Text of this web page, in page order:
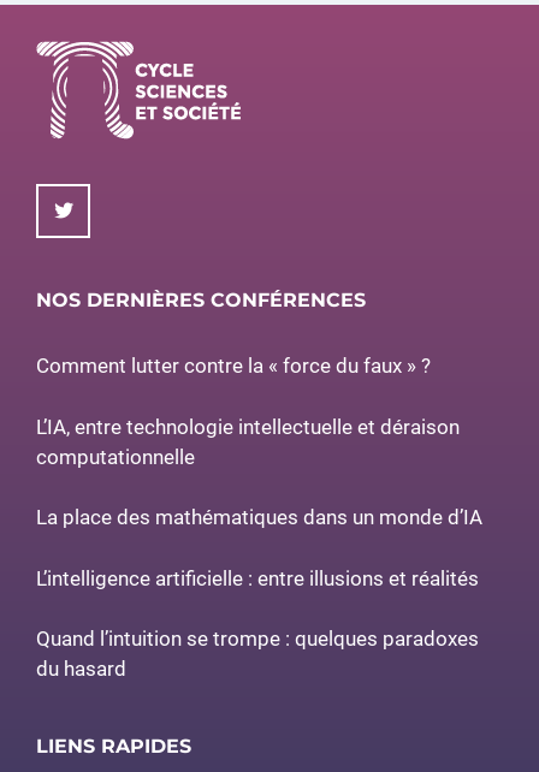
NOS DERNIÈRES CONFÉRENCES
Comment lutter contre la « force du faux » ?
L’IA, entre technologie intellectuelle et déraison
computationnelle
La place des mathématiques dans un monde d’IA
L’intelligence artificielle : entre illusions et réalités
Quand l’intuition se trompe : quelques paradoxes
du hasard
LIENS RAPIDES